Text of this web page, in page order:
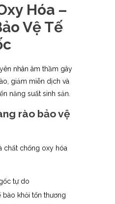
Hóa –
Vệ Tế
nhân âm thầm gây
giảm miễn dịch và
năng suất sinh sản.
rào bảo vệ
chất chống oxy hóa
tự do
bào khỏi tổn thương